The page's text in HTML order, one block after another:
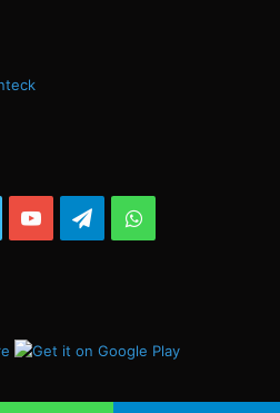
YouTubeTelegramWhatsApp